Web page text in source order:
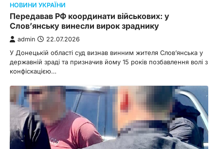
НОВИНИ УКРАЇНИ
Передавав РФ координати військових: у
Слов’янську винесли вирок зраднику
admin 22.07.2026
У Донецькій області суд визнав винним жителя Слов’янська у
державній зраді та призначив йому 15 років позбавлення волі з
конфіскацією…